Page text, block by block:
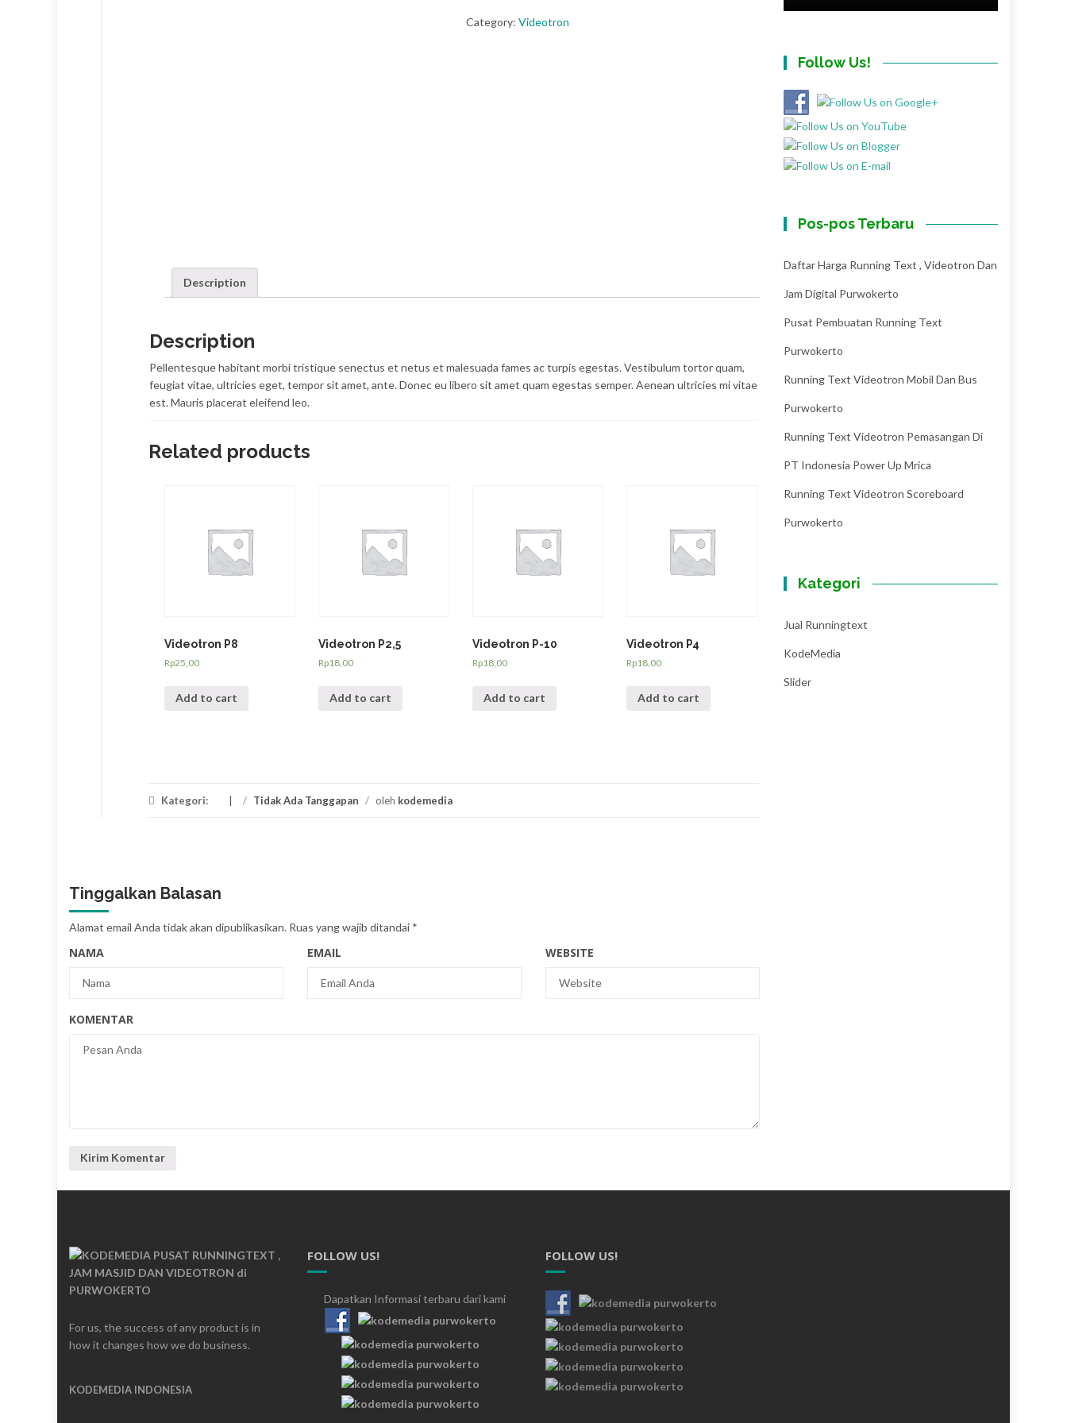
Category:Videotron
Description
Description
Pellentesque habitant morbi tristique senectus et netus et malesuada fames ac turpis egestas. Vestibulum tortor quam,
feugiat vitae, ultricies eget, tempor sit amet, ante. Donec eu libero sit amet quam egestas semper. Aenean ultricies mi vitae
est. Mauris placerat eleifend leo.
Related products
Videotron P8
Rp25,00
Add to cart
Videotron P2,5
Rp18,00
Add to cart
Videotron P-10
Rp18,00
Add to cart
Videotron P4
Rp18,00
Add to cart
Kategori: / Tidak Ada Tanggapan / oleh kodemedia
Tinggalkan Balasan
Alamat email Anda tidak akan dipublikasikan. Ruas yang wajib ditandai *
NAMA EMAIL WEBSITE
KOMENTAR
Follow Us!
Pos-pos Terbaru
Daftar Harga Running Text , Videotron Dan
Jam Digital Purwokerto
Pusat Pembuatan Running Text
Purwokerto
Running Text Videotron Mobil Dan Bus
Purwokerto
Running Text Videotron Pemasangan Di
PT Indonesia Power Up Mrica
Running Text Videotron Scoreboard
Purwokerto
Kategori
Jual Runningtext
KodeMedia
Slider
For us, the success of any product is in
how it changes how we do business.
KODEMEDIA INDONESIA
FOLLOW US!
Dapatkan Informasi terbaru dari kami
FOLLOW US!